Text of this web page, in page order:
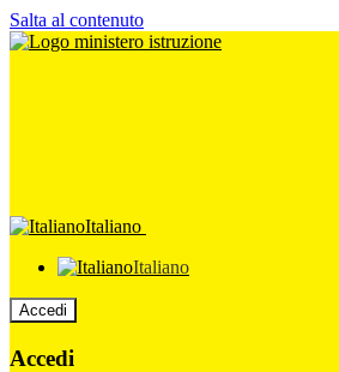
Salta al contenuto
Italiano
Italiano
Accedi
Accedi